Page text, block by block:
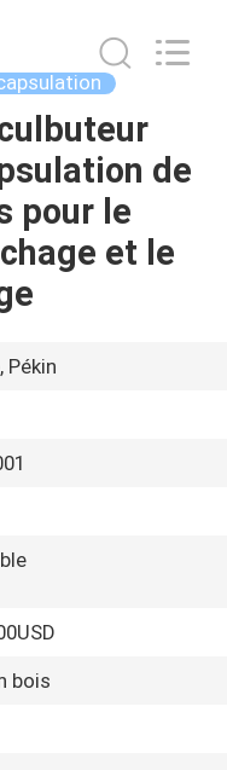
de
pour le
et le
Pékin
bois